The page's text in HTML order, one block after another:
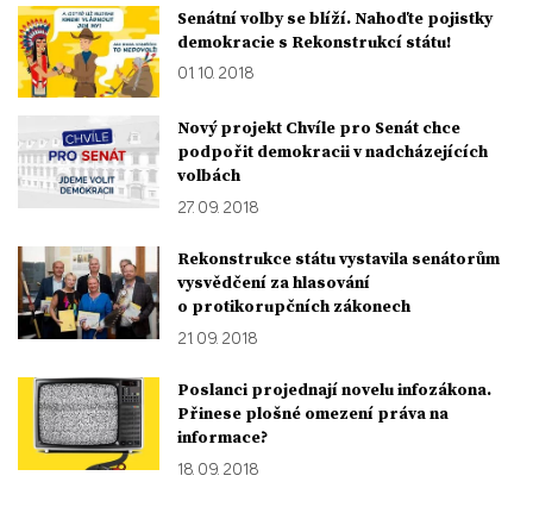
Senátní volby se blíží. Nahoďte pojistky
demokracie s Rekonstrukcí státu!
01. 10. 2018
Nový projekt Chvíle pro Senát chce
podpořit demokracii v nadcházejících
volbách
27. 09. 2018
Rekonstrukce státu vystavila senátorům
vysvědčení za hlasování
o protikorupčních zákonech
21. 09. 2018
Poslanci projednají novelu infozákona.
Přinese plošné omezení práva na
informace?
18. 09. 2018